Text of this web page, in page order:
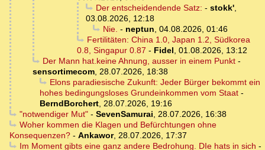
Der entscheidendende Satz: - stokk',
03.08.2026, 12:18
Nie. - neptun, 04.08.2026, 01:46
Fertilitäten: China 1.0, Japan 1.2, Südkorea
0.8, Singapur 0.87 - Fidel, 01.08.2026, 13:12
Der Mann hat.keine Ahnung, ausser in einem Punkt-
sensortimecom, 28.07.2026, 18:38
Elons paradiesische Zukunft: Jeder Bürger bekommt ein
hohes bedingungsloses Grundeinkommen vom Staat -
BerndBorchert, 28.07.2026, 19:16
"notwendiger Mut"- SevenSamurai, 28.07.2026, 16:38
Woher kommen die Klagen und Befürchtungen ohne
Konsequenzen? - Ankawor, 28.07.2026, 17:37
Im Moment gibts eine ganz andere Bedrohung. DIe hats in sich -